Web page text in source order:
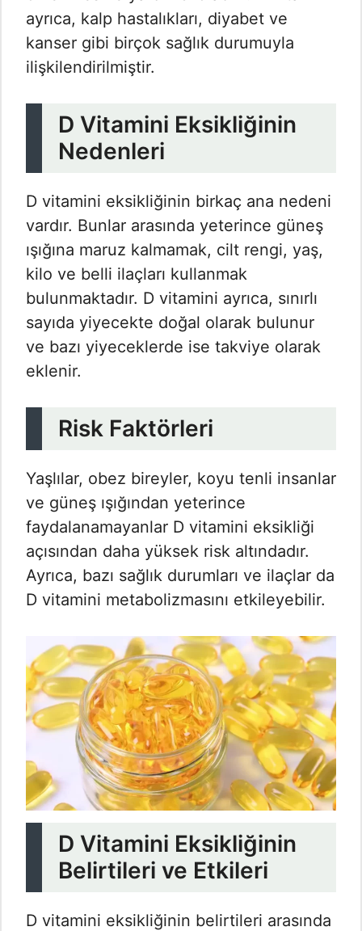
ayrıca, kalp hastalıkları, diyabet ve
kanser gibi birçok sağlık durumuyla
ilişkilendirilmiştir.
D Vitamini Eksikliğinin
Nedenleri
D vitamini eksikliğinin birkaç ana nedeni
vardır. Bunlar arasında yeterince güneş
ışığına maruz kalmamak, cilt rengi, yaş,
kilo ve belli ilaçları kullanmak
bulunmaktadır. D vitamini ayrıca, sınırlı
sayıda yiyecekte doğal olarak bulunur
ve bazı yiyeceklerde ise takviye olarak
eklenir.
Risk Faktörleri
Yaşlılar, obez bireyler, koyu tenli insanlar
ve güneş ışığından yeterince
faydalanamayanlar D vitamini eksikliği
açısından daha yüksek risk altındadır.
Ayrıca, bazı sağlık durumları ve ilaçlar da
D vitamini metabolizmasını etkileyebilir.
D Vitamini Eksikliğinin
Belirtileri ve Etkileri
D vitamini eksikliğinin belirtileri arasında